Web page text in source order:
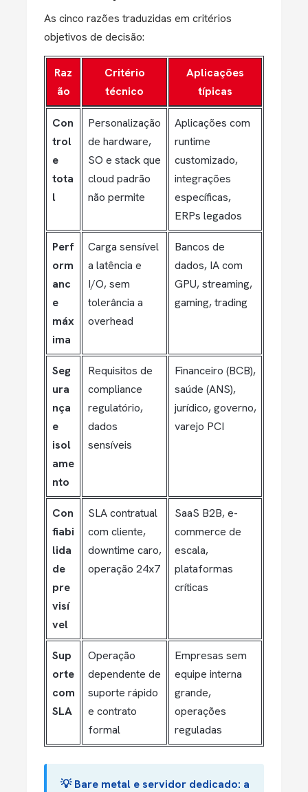
As cinco razões traduzidas em critérios
objetivos de decisão:
Raz
ão
Critério
técnico
Aplicações
típicas
Con
trol
e
tota
l
Personalização
de hardware,
SO e stack que
cloud padrão
não permite
Aplicações com
runtime
customizado,
integrações
específicas,
ERPs legados
Perf
orm
anc
e
máx
ima
Carga sensível
a latência e
I/O, sem
tolerância a
overhead
Bancos de
dados, IA com
GPU, streaming,
gaming, trading
Seg
ura
nça
e
isol
ame
nto
Requisitos de
compliance
regulatório,
dados
sensíveis
Financeiro (BCB),
saúde (ANS),
jurídico, governo,
varejo PCI
Con
fiabi
lida
de
pre
visí
vel
SLA contratual
com cliente,
downtime caro,
operação 24x7
SaaS B2B, e-
commerce de
escala,
plataformas
críticas
Sup
orte
com
SLA
Operação
dependente de
suporte rápido
e contrato
formal
Empresas sem
equipe interna
grande,
operações
reguladas
💡 Bare metal e servidor dedicado: a